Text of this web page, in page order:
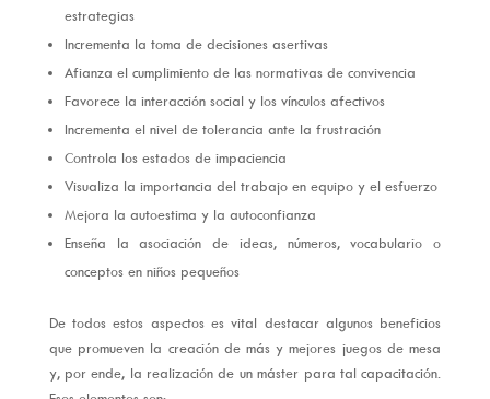
estrategias
Incrementa la toma de decisiones asertivas
Afianza el cumplimiento de las normativas de convivencia
Favorece la interacción social y los vínculos afectivos
Incrementa el nivel de tolerancia ante la frustración
Controla los estados de impaciencia
Visualiza la importancia del trabajo en equipo y el esfuerzo
Mejora la autoestima y la autoconfianza
Enseña la asociación de ideas, números, vocabulario o
conceptos en niños pequeños
De todos estos aspectos es vital destacar algunos beneficios
que promueven la creación de más y mejores juegos de mesa
y, por ende, la realización de un máster para tal capacitación.